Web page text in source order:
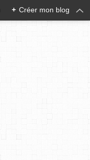
+ Créer mon blog